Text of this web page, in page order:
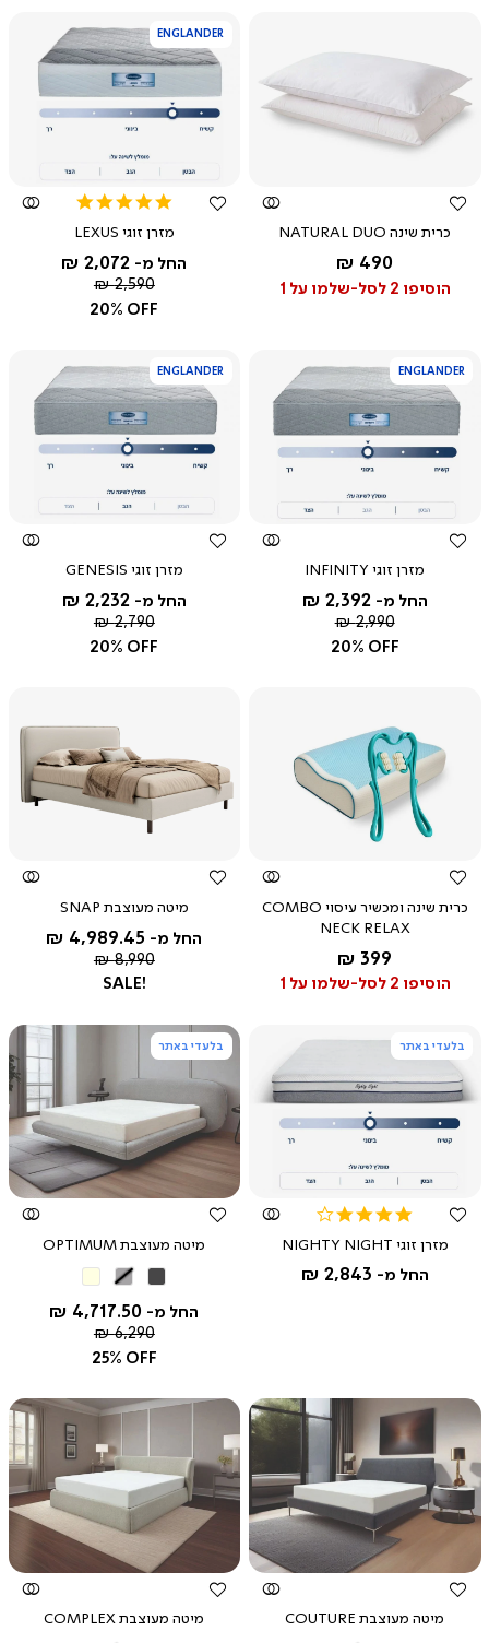
צפייה
מהירה
כרית שינה NATURAL DUO
החל מ-
490 ₪
הוסיפו 2 לסל-שלמו על 1
לבן
ENGLANDER
צפייה
rating
מזרן זוגי LEXUS
החל מ- 2,072 ₪
מחיר
רגיל
2,590 ₪
20% OFF
ENGLANDER
צפייה
מזרן זוגי INFINITY
החל מ- 2,392 ₪
מחיר
רגיל
2,990 ₪
20% OFF
ENGLANDER
צפייה
מזרן זוגי GENESIS
החל מ- 2,232 ₪
מחיר
רגיל
2,790 ₪
20% OFF
צפייה
מהירה
כרית שינה ומכשיר עיסוי COMBO
NECK RELAX
החל מ-
399 ₪
הוסיפו 2 לסל-שלמו על 1
צפייה
מהירה
מיטה מעוצבת SNAP
החל מ- 4,989.45 ₪
מחיר
רגיל
8,990 ₪
SALE!
בלעדי באתר
צפייה
4.0
rating
מזרן זוגי NIGHTY NIGHT
החל מ- 2,843 ₪
בלעדי באתר
צפייה
מהירה
מיטה מעוצבת OPTIMUM
אפוראפור
החל מ- 4,717.50 ₪
מחיר
רגיל
6,290 ₪
25% OFF
צפייה
מהירה
מיטה מעוצבת COUTURE
צפייה
מהירה
מיטה מעוצבת COMPLEX